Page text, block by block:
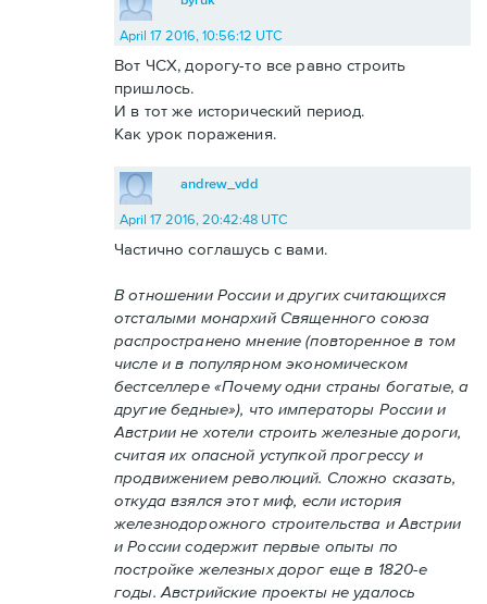
April 17 2016, 10:56:12 UTC
Вот ЧСХ, дорогу-то все равно строить
пришлось.
И в тот же исторический период.
Как урок поражения.
andrew_vdd
April 17 2016, 20:42:48 UTC
Частично соглашусь с вами.
В отношении России и других считающихся
отсталыми монархий Священного союза
распространено мнение (повторенное в том
числе и в популярном экономическом
бестселлере «Почему одни страны богатые, а
другие бедные»), что императоры России и
Австрии не хотели строить железные дороги,
считая их опасной уступкой прогрессу и
продвижением революций. Сложно сказать,
откуда взялся этот миф, если история
железнодорожного строительства и Австрии
и России содержит первые опыты по
постройке железных дорог еще в 1820-е
годы. Австрийские проекты не удалось